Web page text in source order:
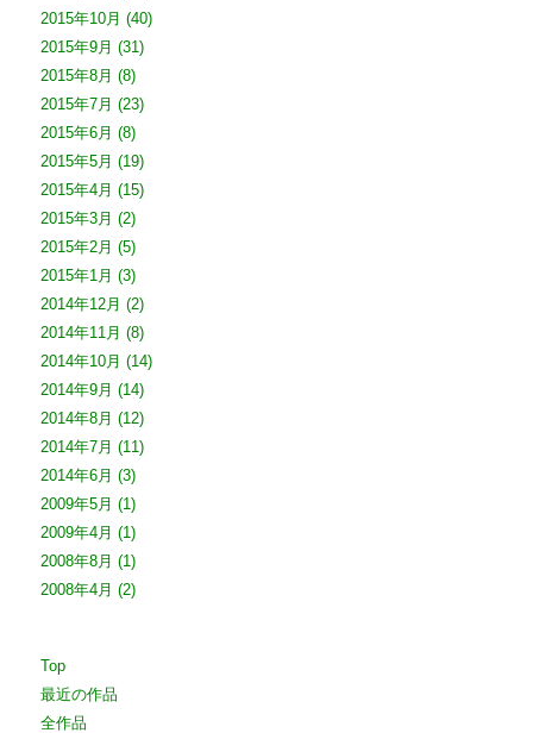
2015年10月 (40)
2015年9月 (31)
2015年8月 (8)
2015年7月 (23)
2015年6月 (8)
2015年5月 (19)
2015年4月 (15)
2015年3月 (2)
2015年2月 (5)
2015年1月 (3)
2014年12月 (2)
2014年11月 (8)
2014年10月 (14)
2014年9月 (14)
2014年8月 (12)
2014年7月 (11)
2014年6月 (3)
2009年5月 (1)
2009年4月 (1)
2008年8月 (1)
2008年4月 (2)
Top
最近の作品
全作品